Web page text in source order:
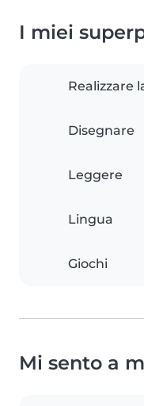
I miei
Realizzare
Disegnare
Leggere
Lingua
Giochi
Mi sento a